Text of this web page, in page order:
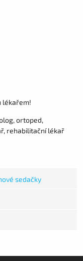
lékařem!
ortoped,
rehabilitační lékař
sedačky